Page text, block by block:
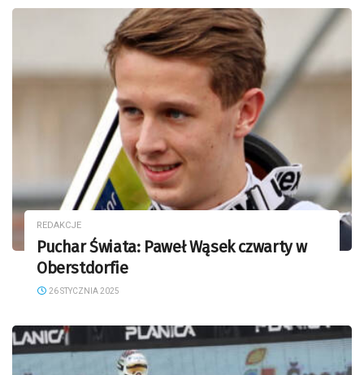
REDAKCJE
Puchar Świata: Paweł Wąsek czwarty w
Oberstdorfie
26 STYCZNIA 2025